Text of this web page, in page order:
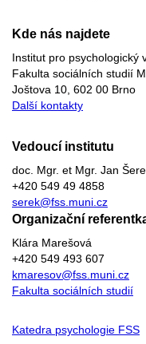
Kde nás najdete
Institut pro psychologický
Fakulta sociálních studií
Joštova 10, 602 00 Brno
Další kontakty
Vedoucí institutu
doc. Mgr. et Mgr. Jan
+420 549 49 4858
serek@fss.muni.cz
Organizační
Klára Marešová
+420 549 493 607
kmaresov@fss.muni.cz
Fakulta sociálních studií
Katedra psychologie FSS